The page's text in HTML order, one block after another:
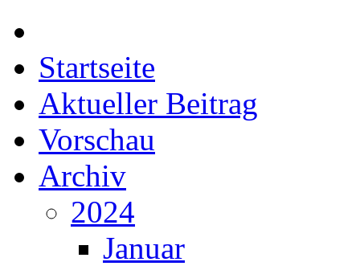
Startseite
Aktueller Beitrag
Vorschau
Archiv
2024
Januar